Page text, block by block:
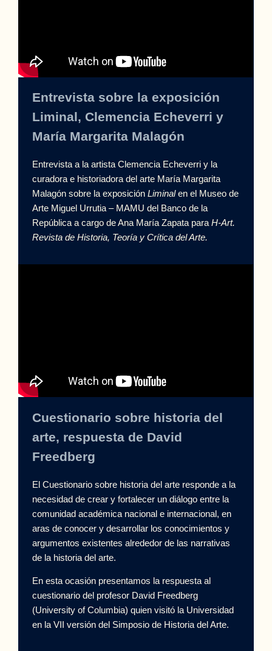
Entrevista sobre la exposición
Liminal, Clemencia Echeverri y
María Margarita Malagón
Entrevista a la artista Clemencia Echeverri y la
curadora e historiadora del arte María Margarita
Malagón sobre la exposición Liminalen el Museo de
Arte Miguel Urrutia – MAMU del Banco de la
República a cargo de Ana María Zapata paraH-Art.
Revista de Historia, Teoría y Crítica del Arte.
Cuestionario sobre historia del
arte, respuesta de David
Freedberg
El Cuestionario sobre historia del arte responde a la
necesidad de crear y fortalecer un diálogo entre la
comunidad académica nacional e internacional, en
aras de conocer y desarrollar los conocimientos y
argumentos existentes alrededor de las narrativas
de la historia del arte.
En esta ocasión presentamos la respuesta al
cuestionario del profesor David Freedberg
(University of Columbia) quien visitó la Universidad
en la VII versión del Simposio de Historia del Arte.